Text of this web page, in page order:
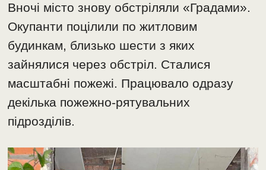
Вночі місто знову обстріляли «Градами».
Окупанти поцілили по житловим
будинкам, близько шести з яких
зайнялися через обстріл. Сталися
масштабні пожежі. Працювало одразу
декілька пожежно-рятувальних
підрозділів.